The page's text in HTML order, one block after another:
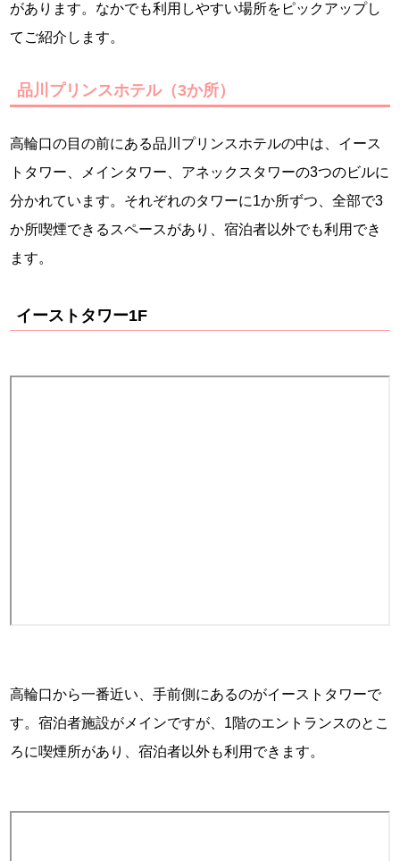
があります。なかでも利用しやすい場所をピックアップし
てご紹介します。
品川プリンスホテル（3か所）
高輪口の目の前にある品川プリンスホテルの中は、イース
トタワー、メインタワー、アネックスタワーの3つのビルに
分かれています。それぞれのタワーに1か所ずつ、全部で3
か所喫煙できるスペースがあり、宿泊者以外でも利用でき
ます。
イーストタワー1F
高輪口から一番近い、手前側にあるのがイーストタワーで
す。宿泊者施設がメインですが、1階のエントランスのとこ
ろに喫煙所があり、宿泊者以外も利用できます。